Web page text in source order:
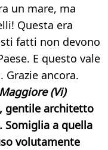
un mare, ma
Questa era
fatti non devono
E questo vale
ancora.
(Vi)
gentile architetto
Somiglia a quella
volutamente